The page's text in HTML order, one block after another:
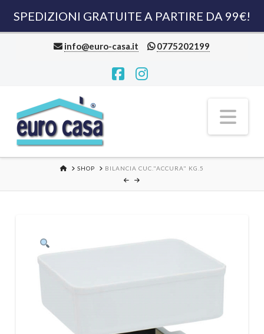
SPEDIZIONI GRATUITE A PARTIRE DA 99€!
info@euro-casa.it 0775202199
HOME
SHOP BILANCIA CUC."ACCURA" KG.5